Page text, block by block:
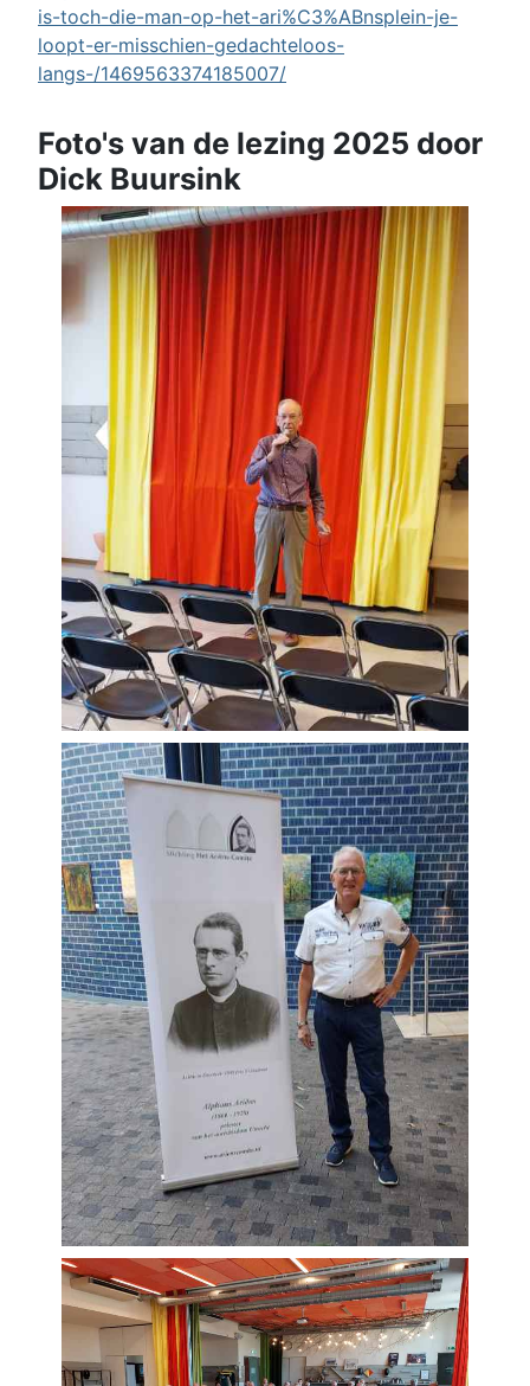
is-toch-die-man-op-het-ari%C3%ABnsplein-je-
loopt-er-misschien-gedachteloos-
langs-/1469563374185007/
Foto's van de lezing 2025 door
Dick Buursink